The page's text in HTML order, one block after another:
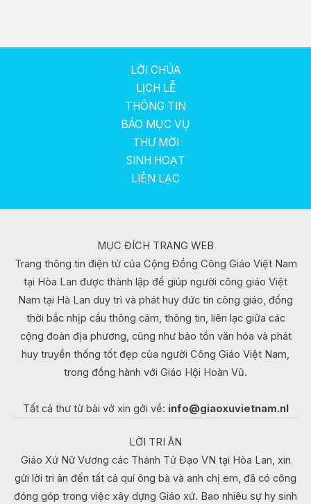
LỜI CHÚA
LỊCH LỄ
THÔNG TIN
BÁO MỤC VỤ
THƯ MỜI
SINH HOẠT
LIÊN LẠC
MỤC ĐÍCH TRANG WEB
Trang thông tin điện tử của Cộng Đồng Công Giáo Việt Nam
tại Hòa Lan được thành lập để giúp người công giáo Việt
Nam tại Hà Lan duy trì và phát huy đức tin công giáo, đồng
thời bắc nhịp cầu thông cảm, thông tin, liên lạc giữa các
cộng đoàn địa phương, cũng như bảo tồn văn hóa và phát
huy truyền thống tốt đẹp của người Công Giáo Việt Nam,
trong đồng hành với Giáo Hội Hoàn Vũ.
Tất cả thư từ bài vở xin gởi về: info@giaoxuvietnam.nl
LỜI TRI ÂN
Giáo Xứ Nữ Vương các Thánh Tử Đạo VN tại Hòa Lan, xin
gửi lời tri ân đến tất cả quí ông bà và anh chị em, đã có công
đóng góp trong việc xây dựng Giáo xứ. Bao nhiêu sự hy sinh